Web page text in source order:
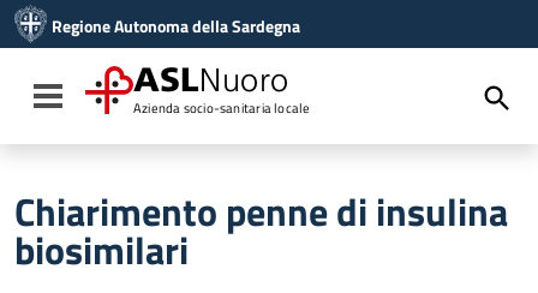
Vai al menu di navigazione
Vai al footer
Regione Autonoma della Sardegna
Toggle navigation
ASLNuoro
Azienda socio-sanitaria locale
Chiarimento penne di insulina
biosimilari